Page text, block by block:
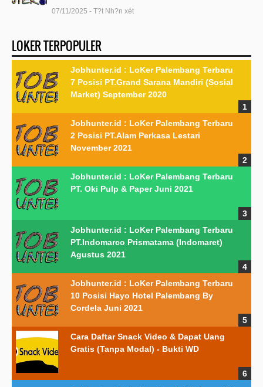
07/11/2025 - T?t Nh?n xét
LOKER TERPOPULER
Jobhunter.id : LoKer Palembang Terbaru
7 Posisi PT.Grand Sarana Mandiri (Sosial
Market) September 2020
Jobhunter.id : LoKer Palembang Terbaru
2 Posisi PT.Alam Perkasa Lestari
November 2021
Jobhunter.id : LoKer Palembang Terbaru
PT. Oki Pulp & Paper Juni 2021
Jobhunter.id : LoKer Palembang Terbaru
PT.Indomarco Prismatama (Indomaret)
Agustus 2021
Jobhunter.id : LoKer Palembang Terbaru
10 Posisi Hayo Hotel Palembang By
Cordela Juni 2021
Cara Daftar Snack Video & Dapat Uang
Gratis (Tanpa Modal) - Bukti WD